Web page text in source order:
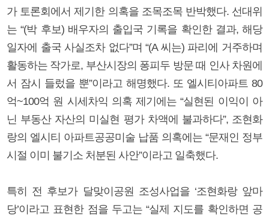
가 토론회에서 제기한 의혹을 조목조목 반박했다. 선대위
는 “(박 후보) 배우자의 출입국 기록을 확인한 결과, 해당
일자에 출국 사실조차 없다”며 “(A 씨는) 파리에 거주하며
활동하는 작가로, 부산시장의 퐁피두 방문 때 인사 차원에
서 잠시 들렀을 뿐”이라고 해명했다. 또 엘시티아파트 80
억~100억 원 시세차익 의혹 제기에는 “실현된 이익이 아
닌 부동산 자산의 미실현 평가 차액에 불과하다”, 조현화
랑의 엘시티 아파트공공미술 납품 의혹에는 “문재인 정부
시절 이미 불기소 처분된 사안”이라고 일축했다.
특히 전 후보가 달맞이공원 조성사업을 ‘조현화랑 앞마
당’이라고 표현한 점을 두고는 “실제 지도를 확인하면 공